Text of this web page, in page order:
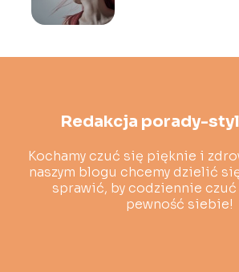
Redakcja porady-
Kochamy czuć się pięknie i
naszym blogu chcemy dzielić
sprawić, by codziennie czuć
pewność siebie!